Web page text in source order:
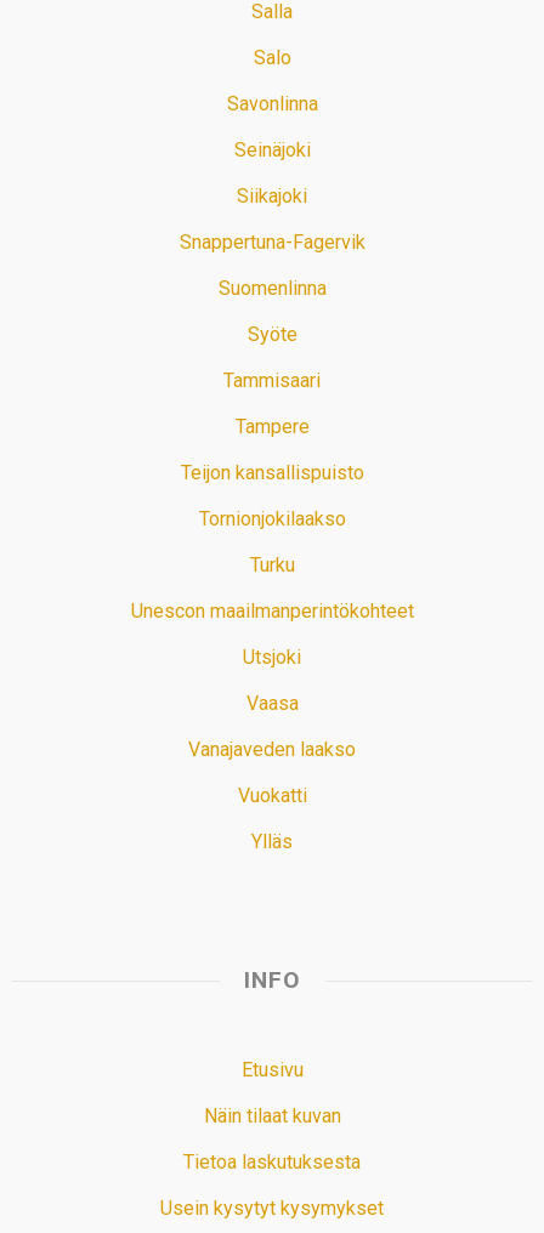
Salla
Salo
Savonlinna
Seinäjoki
Siikajoki
Snappertuna-Fagervik
Suomenlinna
Syöte
Tammisaari
Tampere
Teijon kansallispuisto
Tornionjokilaakso
Turku
Unescon maailmanperintökohteet
Utsjoki
Vaasa
Vanajaveden laakso
Vuokatti
Ylläs
INFO
Etusivu
Näin tilaat kuvan
Tietoa laskutuksesta
Usein kysytyt kysymykset